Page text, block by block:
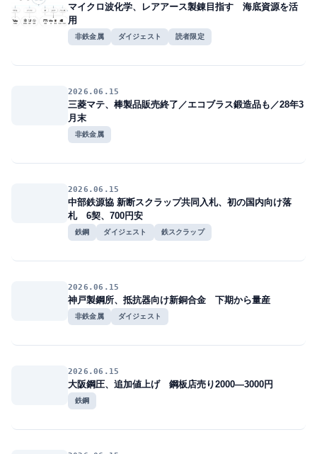
マイクロ波化学、レアアース製錬目指す 海底資源を活
用
非鉄金属 ダイジェスト 読者限定
2026.06.15
三菱マテ、棒製品販売終了／エコブラス鍛造品も／28年3
月末
非鉄金属
2026.06.15
中部鉄源協 新断スクラップ共同入札、初の国内向け落
札 6契、700円安
鉄鋼 ダイジェスト 鉄スクラップ
2026.06.15
神戸製鋼所、抵抗器向け新銅合金 下期から量産
非鉄金属 ダイジェスト
2026.06.15
大阪鋼圧、追加値上げ 鋼板店売り2000―3000円
鉄鋼